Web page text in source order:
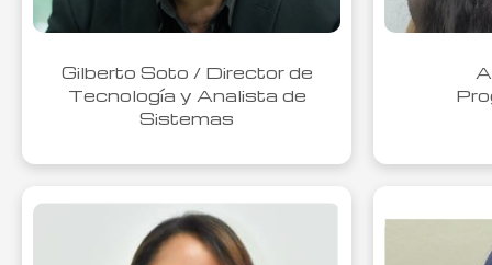
Gilberto Soto / Director de
Tecnología y Analista de
Sistemas